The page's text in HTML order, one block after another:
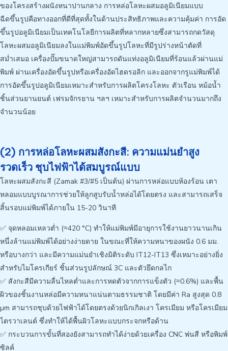
ของโครงสร้างผนังหนาปานกลาง การหล่อโลหะผสมอลูมิเนียมแบบ
ฉีดขึ้นรูปคือทางออกที่ดีที่สุดทั้งในด้านประสิทธิภาพและความคุ้มค่า การอัด
ขึ้นรูปอลูมิเนียมเป็นเทคโนโลยีการผลิตที่หลากหลายซึ่งสามารถกดวัสดุ
โลหะผสมอลูมิเนียมลงในแม่พิมพ์อัดขึ้นรูปโลหะที่มีรูปร่างหน้าตัดที่
สม่ำเสมอ เครื่องปั๊มขนาดใหญ่สามารถดันแท่งอลูมิเนียมที่ร้อนแล้วผ่านแม่
พิมพ์ ผ่านเครื่องอัดขึ้นรูปหรือเครื่องอัดไฮดรอลิก และออกจากรูแม่พิมพ์ได้
การอัดขึ้นรูปอลูมิเนียมเหมาะสำหรับการผลิตโครงโลหะ ตัวเรือน หม้อน้ำ
ชิ้นส่วนยานยนต์ เฟรมจักรยาน ฯลฯ เหมาะสำหรับการผลิตจำนวนมากถึง
จำนวนน้อย
(2) การหล่อโลหะผสมสังกะสี: ความแม่นยำสูง
รวดเร็ว ชุบไฟฟ้าได้สมบูรณ์แบบ
โลหะผสมสังกะสี (Zamak #3/#5 เป็นต้น) ผ่านการหล่อแบบห้องร้อน เตา
หลอมแบบบูรณาการช่วยให้ลูกสูบรับน้ำหล่อได้โดยตรง และสามารถเสร็จ
สิ้นรอบแม่พิมพ์ได้ภายใน 15-20 วินาที
✅ จุดหลอมเหลวต่ำ (≈420 °C) ทำให้แม่พิมพ์มีอายุการใช้งานยาวนานเกิน
หนึ่งล้านแม่พิมพ์ได้อย่างง่ายดาย ในขณะที่ให้ความหนาของผนัง 0.6 มม.
หรือบางกว่า และมีความแม่นยำเชิงมิติระดับ IT12-IT13 ซึ่งเหมาะอย่างยิ่ง
สำหรับไมโครเกียร์ ชิ้นส่วนรูปลักษณ์ 3C และตัวยึดกลไก
✅ สังกะสีมีความลื่นไหลต่ำและการหดตัวจากการแข็งตัว (≈0.6%) และพื้น
ผิวของชิ้นงานหล่อมีความหนาแน่นตามธรรมชาติ โดยมีค่า Ra สูงสุด 0.8
µm สามารถชุบด้วยไฟฟ้าได้โดยตรงด้วยนิกเกิลเงา โครเมียม หรือโครเมียม
ไตรวาเลนต์ ซึ่งทำให้ได้พื้นผิวโลหะแบบกระจกหรือด้าน
✅ กระบวนการขั้นที่สองยังสามารถทำได้ง่ายด้วยเครื่อง CNC พ่นสี หรือพิมพ์
ซิลค์